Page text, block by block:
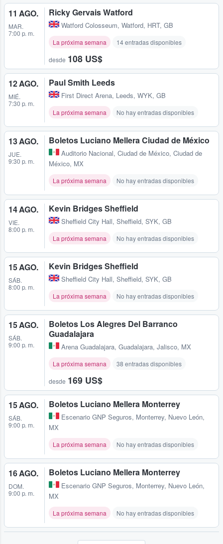
11 AGO.
MAR.
7:00 p. m.
Ricky Gervais Watford
Watford Colosseum, Watford, HRT, GB
La próxima semana 14 entradas disponibles
desde 108 US$
12 AGO.
MIÉ.
7:30 p. m.
Paul Smith Leeds
First Direct Arena, Leeds, WYK, GB
La próxima semana No hay entradas disponibles
13 AGO.
JUE.
9:30 p. m.
Boletos Luciano Mellera Ciudad de México
Auditorio Nacional, Ciudad de México, Ciudad de
México, MX
La próxima semana No hay entradas disponibles
14 AGO.
VIE.
8:00 p. m.
Kevin Bridges Sheffield
Sheffield City Hall, Sheffield, SYK, GB
La próxima semana No hay entradas disponibles
15 AGO.
SÁB.
8:00 p. m.
Kevin Bridges Sheffield
Sheffield City Hall, Sheffield, SYK, GB
La próxima semana No hay entradas disponibles
15 AGO.
SÁB.
9:00 p. m.
Boletos Los Alegres Del Barranco
Guadalajara
Arena Guadalajara, Guadalajara, Jalisco, MX
La próxima semana 38 entradas disponibles
desde 169 US$
15 AGO.
SÁB.
9:00 p. m.
Boletos Luciano Mellera Monterrey
Escenario GNP Seguros, Monterrey, Nuevo León,
MX
La próxima semana No hay entradas disponibles
16 AGO.
DOM.
9:00 p. m.
Boletos Luciano Mellera Monterrey
Escenario GNP Seguros, Monterrey, Nuevo León,
MX
La próxima semana No hay entradas disponibles